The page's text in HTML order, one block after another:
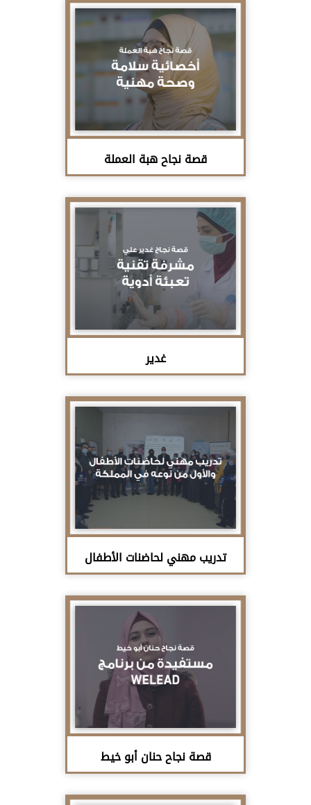
قصة نجاح هبة العملة
غدير
تدريب مهني لحاضنات الأطفال
قصة نجاح حنان أبو خيط